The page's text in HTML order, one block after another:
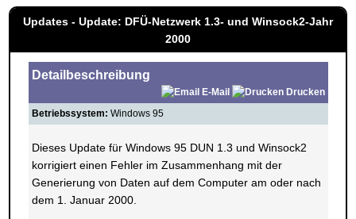
Updates - Update: DFÜ-Netzwerk 1.3- und Winsock2-Jahr
2000
Detailbeschreibung
E-Mail
Drucken
Betriebssystem: Windows 95
Dieses Update für Windows 95 DUN 1.3 und Winsock2
korrigiert einen Fehler im Zusammenhang mit der
Generierung von Daten auf dem Computer am oder nach
dem 1. Januar 2000.